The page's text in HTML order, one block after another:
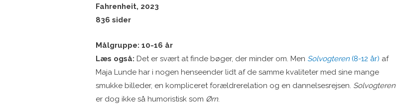
Fahrenheit, 2023
836 sider
Målgruppe: 10-16 år
Læs også: Det er svært at finde bøger, der minder om. Men Solvogteren (8-12 år) af
Maja Lunde har i nogen henseender lidt af de samme kvaliteter med sine mange
smukke billeder, en kompliceret forældrerelation og en dannelsesrejsen. Solvogteren
er dog ikke så humoristisk som Ørn.